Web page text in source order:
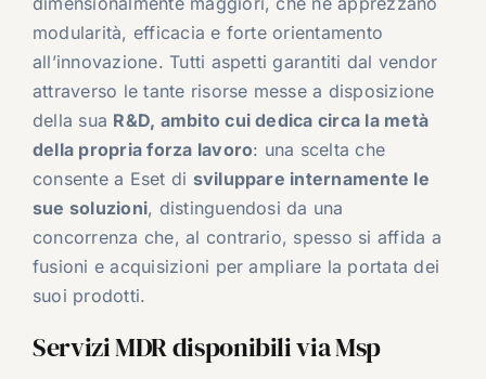
modularità, efficacia e forte orientamento
all’innovazione. Tutti aspetti garantiti dal vendor
attraverso le tante risorse messe a disposizione
della sua R&D, ambito cui dedica circa la metà
della propria forza lavoro: una scelta che
consente a Eset di sviluppare internamente le
sue soluzioni, distinguendosi da una
concorrenza che, al contrario, spesso si affida a
fusioni e acquisizioni per ampliare la portata dei
suoi prodotti.
Servizi MDR disponibili via Msp